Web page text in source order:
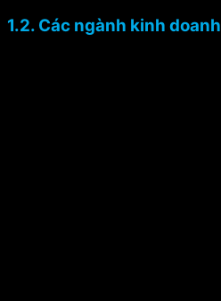
1.2. Các ngành kinh doanh